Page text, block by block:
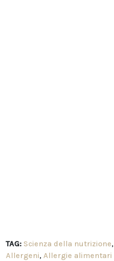
TAG: Scienza della nutrizione,
Allergeni, Allergie alimentari